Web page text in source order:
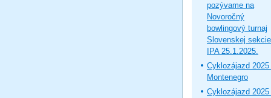
pozývame na
Novoročný
bowlingový turnaj
Slovenskej sekcie
IPA 25.1.2025.
Cyklozájazd 2025
Montenegro
Cyklozájazd 2025